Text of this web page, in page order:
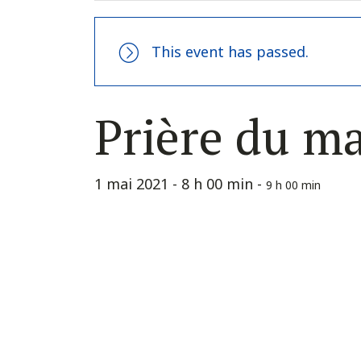
This event has passed.
Prière du
1 mai 2021 - 8 h 00 min - 9 h 00 min